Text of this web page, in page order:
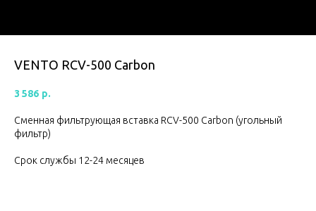
VENTO RCV-500 Carbon
3 586 р.
Сменная фильтрующая вставка RCV-500 Carbon (угольный
фильтр)
Срок службы 12-24 месяцев